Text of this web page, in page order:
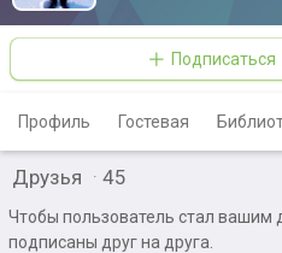
Подписаться
Профиль Гостевая
Друзья · 45
Чтобы пользователь стал
подписаны друг на друга.